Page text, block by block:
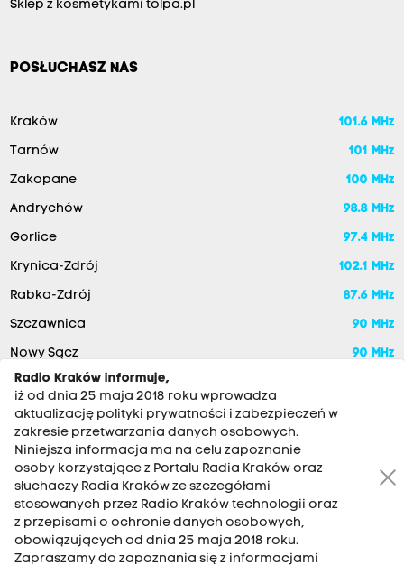
Sklep z kosmetykami tolpa.pl
POSŁUCHASZ NAS
Kraków 101.6 MHz
Tarnów 101 MHz
Zakopane 100 MHz
Andrychów 98.8 MHz
Gorlice 97.4 MHz
Krynica-Zdrój 102.1 MHz
Rabka-Zdrój 87.6 MHz
Szczawnica 90 MHz
Nowy Sącz 90 MHz
RADIO KRAKÓW SA. Aleja Juliusza Słowackiego 22, 30-007
Kraków
Antena: 12 200 33 33
Radio Kraków informuje,
iż od dnia 25 maja 2018 roku wprowadza
aktualizację polityki prywatności i zabezpieczeń w
zakresie przetwarzania danych osobowych.
Niniejsza informacja ma na celu zapoznanie
osoby korzystające z Portalu Radia Kraków oraz
słuchaczy Radia Kraków ze szczegółami
stosowanych przez Radio Kraków technologii oraz
z przepisami o ochronie danych osobowych,
obowiązujących od dnia 25 maja 2018 roku.
Zapraszamy do zapoznania się z informacjami